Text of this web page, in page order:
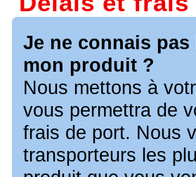
Je ne connais
mon produit ?
Nous mettons à
vous permettra de
frais de port. Nous
transporteurs les